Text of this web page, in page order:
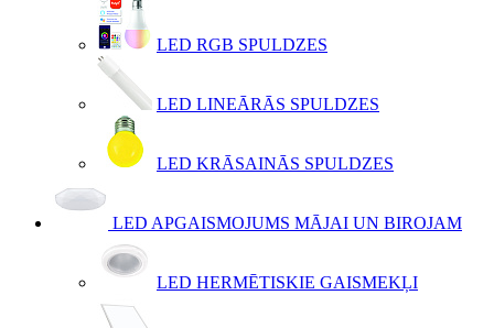
LED RGB SPULDZES
LED LINEĀRĀS SPULDZES
LED KRĀSAINĀS SPULDZES
LED APGAISMOJUMS MĀJAI UN BIROJAM
LED HERMĒTISKIE GAISMEKĻI